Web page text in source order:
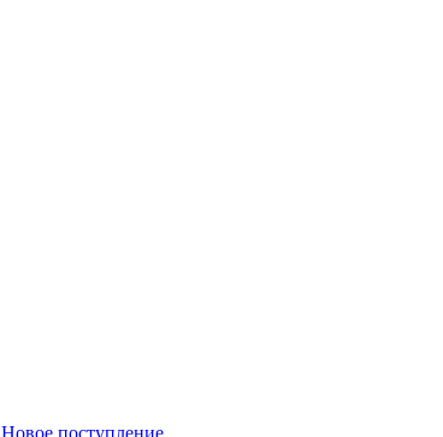
Новое поступление